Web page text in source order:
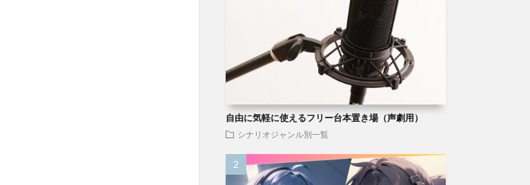
自由に気軽に使えるフリー台本置き場（声劇用）
シナリオジャンル別一覧